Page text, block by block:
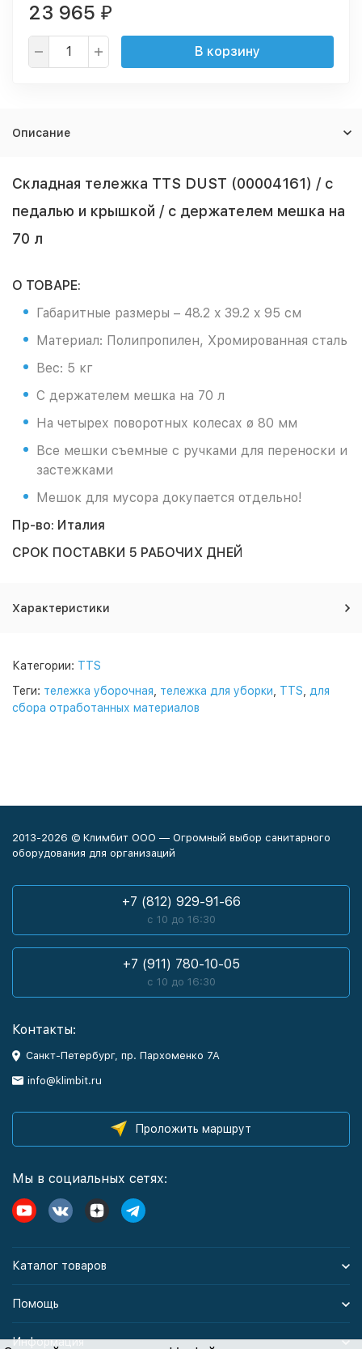
23 965 ₽
В корзину
Описание
Складная тележка TTS DUST (00004161) / с
педалью и крышкой / с держателем мешка на
70 л
О ТОВАРЕ:
Габаритные размеры – 48.2 x 39.2 x 95 см
Материал: Полипропилен, Хромированная сталь
Вес: 5 кг
С держателем мешка на 70 л
На четырех поворотных колесах ø 80 мм
Все мешки съемные с ручками для переноски и
застежками
Мешок для мусора докупается отдельно!
Пр-во: Италия
СРОК ПОСТАВКИ 5 РАБОЧИХ ДНЕЙ
Характеристики
Категории: TTS
Теги: тележка уборочная тележка для уборки TTS
для
сбора отработанных материалов
2013-2026 © Климбит ООО — Огромный выбор санитарного
оборудования для организаций
+7 (812) 929-91-66
с 10 до 16:30
+7 (911) 780-10-05
с 10 до 16:30
Контакты:
Санкт-Петербург, пр. Пархоменко 7А
info@klimbit.ru
Проложить маршрут
Мы в социальных сетях:
Каталог товаров
Помощь
Информация